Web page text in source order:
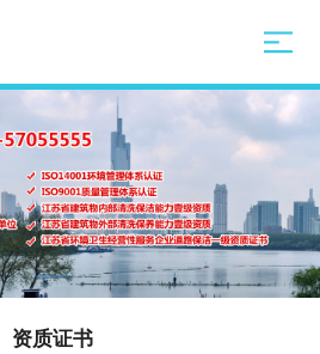
资质证书